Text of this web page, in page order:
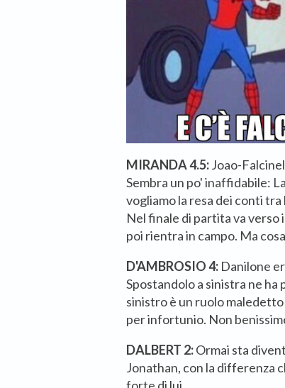
MIRANDA 4.5:Joao-
Sembra un po' inaffidabile:
vogliamo la resa dei conti tra
Nel finale di partita va
poi rientra in campo. Ma
D'AMBROSIO 4: Danilone
Spostandolo a sinistra ne
sinistro è un ruolo
per infortunio. Non
DALBERT 2:Ormai sta
Jonathan, con la differenza